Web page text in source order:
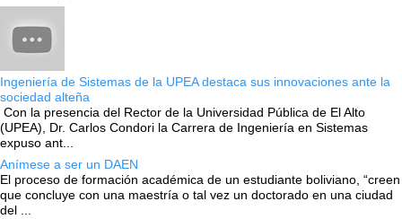
Ingeniería de Sistemas de la UPEA destaca sus innovaciones ante la
sociedad alteña
Con la presencia del Rector de la Universidad Pública de El Alto
(UPEA), Dr. Carlos Condori la Carrera de Ingeniería en Sistemas
expuso ant...
Anímese a ser un DAEN
El proceso de formación académica de un estudiante boliviano, “creen
que concluye con una maestría o tal vez un doctorado en una ciudad
del ...